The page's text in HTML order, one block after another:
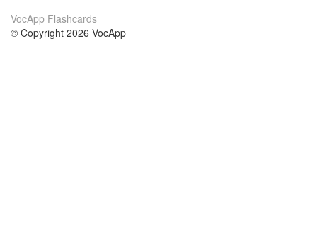
VocApp Flashcards
© Copyright 2026 VocApp